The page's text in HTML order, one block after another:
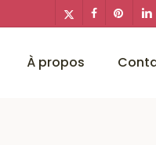
x-
twitter
facebookpinterest
À propos